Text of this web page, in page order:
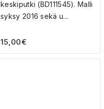
keskiputki (BD111545). Malli
syksy 2016 sekä u...
15,00€